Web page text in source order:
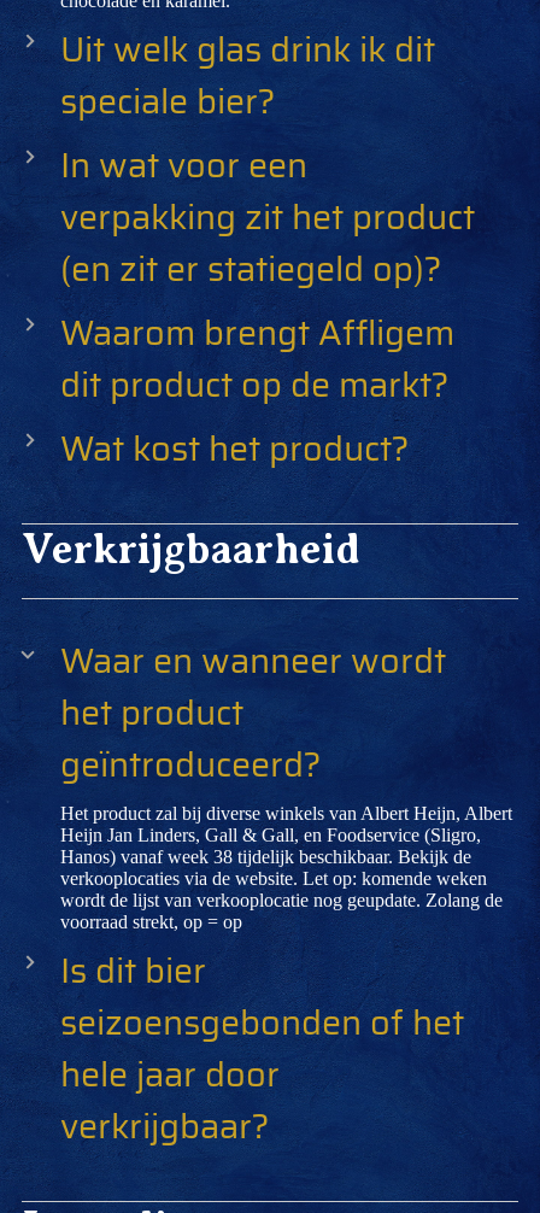
Uit welk glas drink ik dit
speciale bier?
In wat voor een
verpakking zit het product
(en zit er statiegeld op)?
Waarom brengt Affligem
dit product op de markt?
Wat kost het product?
Verkrijgbaarheid
Waar en wanneer wordt
het product
geïntroduceerd?
Het product zal bij diverse winkels van Albert Heijn, Albert
Heijn Jan Linders, Gall & Gall, en Foodservice (Sligro,
Hanos) vanaf week 38 tijdelijk beschikbaar. Bekijk de
verkooplocaties via de website. Let op: komende weken
wordt de lijst van verkooplocatie nog geupdate. Zolang de
voorraad strekt, op = op
Is dit bier
seizoensgebonden of het
hele jaar door
verkrijgbaar?